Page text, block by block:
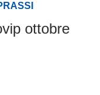
ottobre